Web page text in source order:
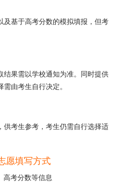
及基于高考分数的模拟填报，但考
结果需以学校通知为准。同时提供
由考生自行决定。
供考生参考，考生仍需自行选择适
愿填写方式
高考分数等信息